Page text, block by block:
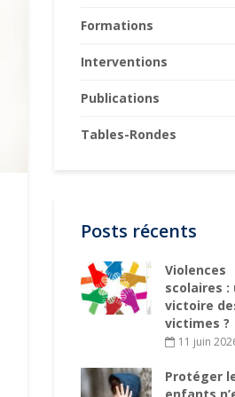
Formations
Interventions
Publications
Tables-Rondes
Posts récents
Violences
scolaires :
victoire
victimes ?
11 juin
Protéger